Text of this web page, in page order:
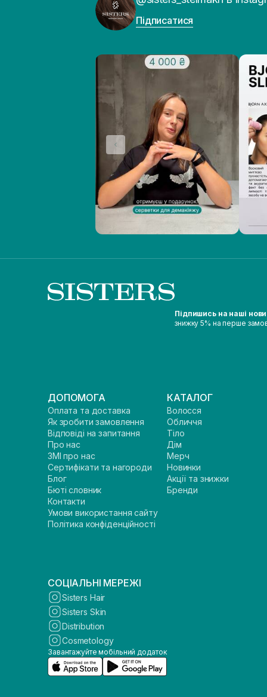
Підписатися
Підпишись на наші
знижку 5% на перше
ДОПОМОГА
Оплата та доставка
Як зробити замовлення
Відповіді на запитання
Про нас
ЗМІ про нас
Сертифікати та нагороди
Блог
Бюті словник
Контакти
Умови використання сайту
Політика конфіденційності
КАТАЛОГ
Волосся
Обличчя
Тіло
Дім
Мерч
Новинки
Акції та знижки
Бренди
СОЦІАЛЬНІ МЕРЕЖІ
Sisters Hair
Sisters Skin
Distribution
Cosmetology
Завантажуйте мобільний додаток